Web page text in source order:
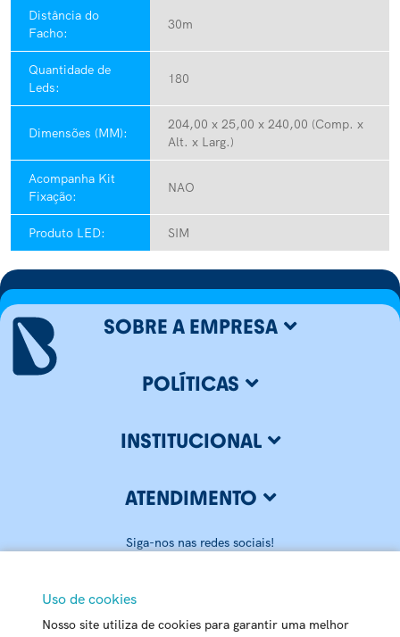
Distância do
Facho:
30m
Quantidade de
Leds:
180
Dimensões (MM):
204,00 x 25,00 x 240,00 (Comp. x
Alt. x Larg.)
Acompanha Kit
Fixação:
NAO
Produto LED: SIM
SOBRE A EMPRESA
POLÍTICAS
INSTITUCIONAL
ATENDIMENTO
Siga-nos nas redes sociais!
BLUMENAU ILUMINAÇÃO LTDA
Uso de cookies
Nosso site utiliza de cookies para garantir uma melhor